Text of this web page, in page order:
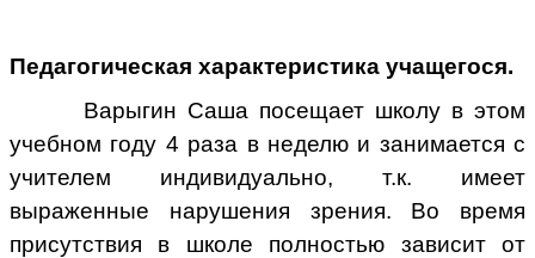
Педагогическая характеристика учащегося.
Варыгин Саша посещает школу в этом
учебном году 4 раза в неделю и занимается с
учителем индивидуально, т.к. имеет
выраженные нарушения зрения. Во время
присутствия в школе полностью зависит от